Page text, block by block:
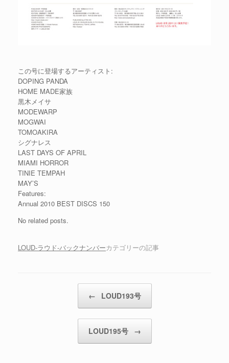
この号に登場するアーティスト:
DOPING PANDA
HOME MADE家族
黒木メイサ
MODEWARP
MOGWAI
TOMOAKIRA
シグナレス
LAST DAYS OF APRIL
MIAMI HORROR
TINIE TEMPAH
MAY’S
Features:
Annual 2010 BEST DISCS 150
No related posts.
LOUD-ラウド-バックナンバーカテゴリーの記事
← LOUD193号
LOUD195号 →